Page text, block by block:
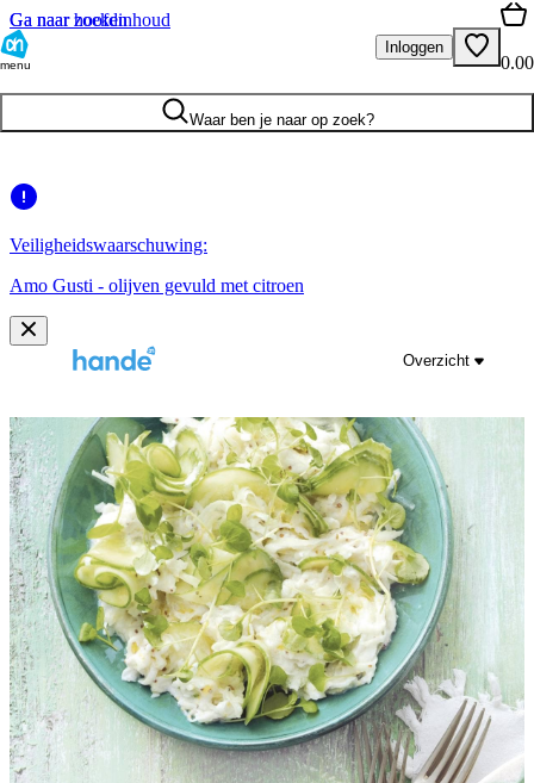
Ga naar hoofdinhoud
Ga naar zoeken
menu
Inloggen
0.00
Waar ben je naar op zoek?
Veiligheidswaarschuwing:
Amo Gusti - olijven gevuld met citroen
Overzicht